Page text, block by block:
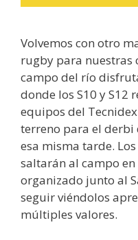
Volvemos con otro
rugby para nuestras
campo del río
donde los S10 y S12
equipos del
terreno para el derbi
esa misma tarde.
saltarán al campo
organizado junto al
seguir viéndolos
múltiples valores.